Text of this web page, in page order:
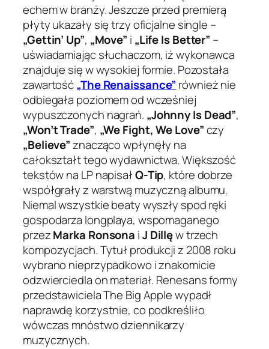
echem w branży. Jeszcze przed premierą
płyty ukazały się trzy oficjalne single –
„Gettin’ Up”, „Move” i „Life Is Better” –
uświadamiając słuchaczom, iż wykonawca
znajduje się w wysokiej formie. Pozostała
zawartość„The Renaissance” również nie
odbiegała poziomem od wcześniej
wypuszczonych nagrań. „Johnny Is Dead”,
„Won’t Trade”, „We Fight, We Love”czy
„Believe”znacząco wpłynęły na
całokształt tego wydawnictwa. Większość
tekstów na LP napisałQ-Tip, które dobrze
współgrały z warstwą muzyczną albumu.
Niemal wszystkie beaty wyszły spod ręki
gospodarza longplaya, wspomaganego
przezMarka Ronsona iJ Dillęw trzech
kompozycjach. Tytuł produkcji z 2008 roku
wybrano nieprzypadkowo i znakomicie
odzwierciedla on materiał. Renesans formy
przedstawiciela The Big Apple wypadł
naprawdę korzystnie, co podkreśliło
wówczas mnóstwo dziennikarzy
muzycznych.